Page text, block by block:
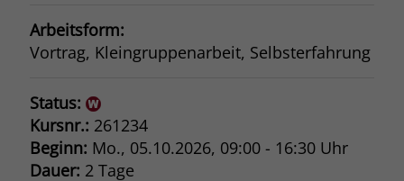
Arbeitsform:
Vortrag, Kleingruppenarbeit, Selbsterfahrung
Status:
Kursnr.: 261234
Beginn: Mo., 05.10.2026, 09:00 - 16:30 Uhr
Dauer: 2 Tage